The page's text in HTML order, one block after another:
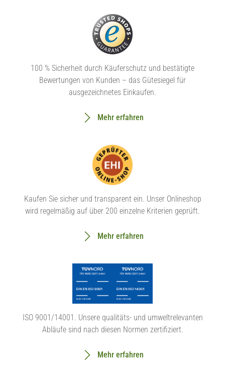
100 % Sicherheit durch Käuferschutz und bestätigte
Bewertungen von Kunden – das Gütesiegel für
ausgezeichnetes Einkaufen.
Mehr erfahren
Kaufen Sie sicher und transparent ein. Unser Onlineshop
wird regelmäßig auf über 200 einzelne Kriterien geprüft.
Mehr erfahren
ISO 9001/14001. Unsere qualitäts- und umweltrelevanten
Abläufe sind nach diesen Normen zertifiziert.
Mehr erfahren